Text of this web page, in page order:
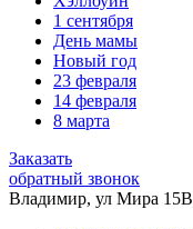
1 сентября
День мамы
Новый год
23 февраля
14 февраля
8 марта
Заказать
обратный звонок
Владимир, ул Мира 15B